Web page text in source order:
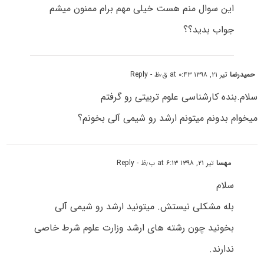
این سوال منم هست خیلی مهم برام ممنون میشم
جواب بدید؟؟
حمیدرضاتیر ۲۱, ۱۳۹۸ at ۰:۴۳ ق٫ظ - Reply
سلام.بنده کارشناسی علوم تربیتی رو گرفتم
میخوام بدونم میتونم ارشد رو شیمی آلی بخونم؟
مهساتیر ۲۱, ۱۳۹۸ at ۶:۱۳ ب٫ظ - Reply
سلام
بله مشکلی نیستش. میتونید ارشد رو شیمی آلی
بخونید چون رشته های ارشد وزارت علوم شرط خاصی
ندارند.